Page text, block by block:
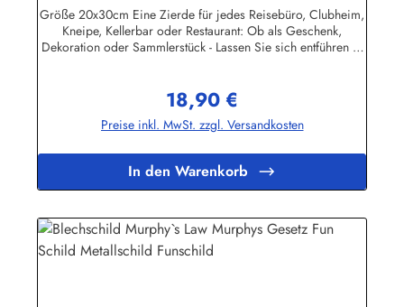
Größe 20x30cm Eine Zierde für jedes Reisebüro, Clubheim,
Kneipe, Kellerbar oder Restaurant: Ob als Geschenk,
Dekoration oder Sammlerstück - Lassen Sie sich entführen in
Sie sich und Ihren Freunden eine dekorative Erinnerung an
die gute alte Zeit! Unsere Blechschilder sind in Super-Qualität
aus hochwertigem Metall (Stahlblech) gefertigt. Die
Lebensdauer ist damit garantiert. Wir verkaufen nur original
lizensierte Werbeschilder. Nicht jeder Hersteller oder
Veranstalter hat seine Metallschilder zum öffentlichen Verkauf
Industrie BPPM GmbHPorschestr. 921423 Winsen
(Luhe)info@heartofireland.eu
Regulärer Preis:
18,90 €
Preise inkl. MwSt. zzgl. Versandkosten
In den Warenkorb